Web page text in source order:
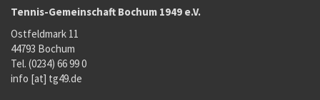
Tennis-Gemeinschaft Bochum 1949 e.V.
Ostfeldmark 11
44793 Bochum
Tel. (0234) 66 99 0
info [at] tg49.de